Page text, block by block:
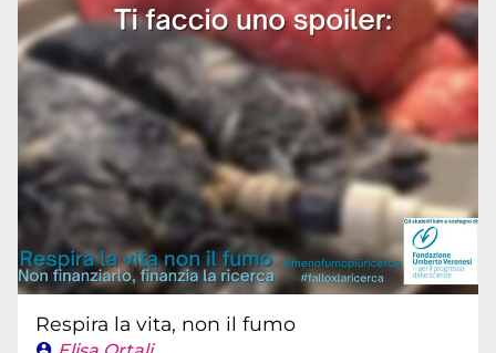
Respira la vita, non il fumo